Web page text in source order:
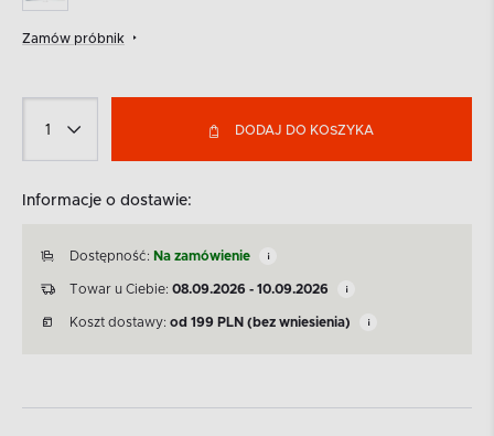
Zamów próbnik
DODAJ DO KOSZYKA
Informacje o dostawie:
Dostępność: Na zamówienie
Towar u Ciebie: 08.09.2026 - 10.09.2026
Koszt dostawy: od 199 PLN (bez wniesienia)